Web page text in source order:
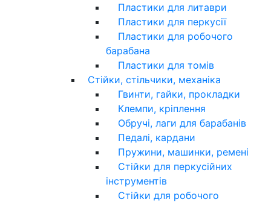
Пластики для литаври
Пластики для перкусії
Пластики для робочого
барабана
Пластики для томів
Стійки, стільчики, механіка
Гвинти, гайки, прокладки
Клемпи, кріплення
Обручі, лаги для барабанів
Педалі, кардани
Пружини, машинки, ремені
Стійки для перкусійних
інструментів
Стійки для робочого